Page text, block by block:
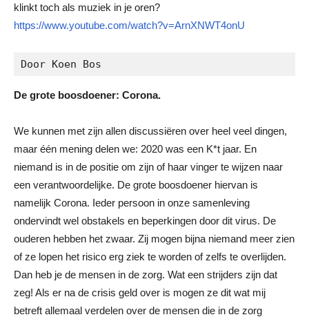
klinkt toch als muziek in je oren?
https://www.youtube.com/watch?v=ArnXNWT4onU
Door Koen Bos
De grote boosdoener: Corona.
We kunnen met zijn allen discussiëren over heel veel dingen,
maar één mening delen we: 2020 was een K*t jaar. En
niemand is in de positie om zijn of haar vinger te wijzen naar
een verantwoordelijke. De grote boosdoener hiervan is
namelijk Corona. Ieder persoon in onze samenleving
ondervindt wel obstakels en beperkingen door dit virus. De
ouderen hebben het zwaar. Zij mogen bijna niemand meer zien
of ze lopen het risico erg ziek te worden of zelfs te overlijden.
Dan heb je de mensen in de zorg. Wat een strijders zijn dat
zeg! Als er na de crisis geld over is mogen ze dit wat mij
betreft allemaal verdelen over de mensen die in de zorg